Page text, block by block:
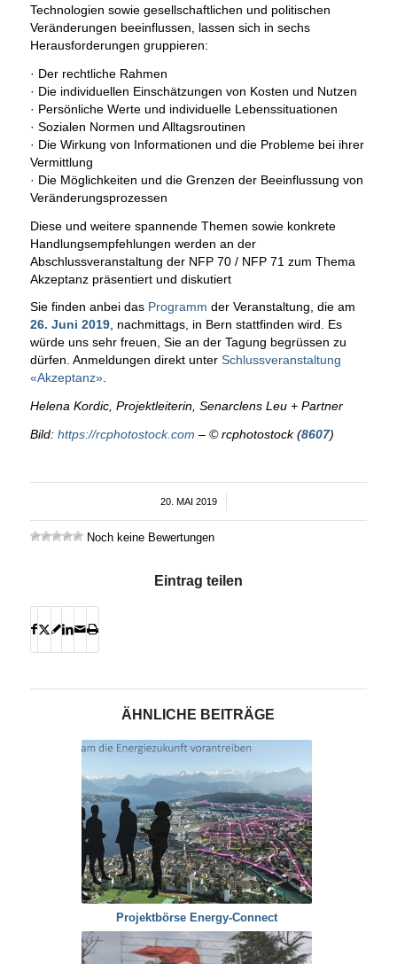
Technologien sowie gesellschaftlichen und politischen
Veränderungen beeinflussen, lassen sich in sechs
Herausforderungen gruppieren:
· Der rechtliche Rahmen
· Die individuellen Einschätzungen von Kosten und Nutzen
· Persönliche Werte und individuelle Lebenssituationen
· Sozialen Normen und Alltagsroutinen
· Die Wirkung von Informationen und die Probleme bei ihrer
Vermittlung
· Die Möglichkeiten und die Grenzen der Beeinflussung von
Veränderungsprozessen
Diese und weitere spannende Themen sowie konkrete
Handlungsempfehlungen werden an der
Abschlussveranstaltung der NFP 70 / NFP 71 zum Thema
Akzeptanz präsentiert und diskutiert
Sie finden anbei das Programm der Veranstaltung, die am
26. Juni 2019, nachmittags, in Bern stattfinden wird. Es
würde uns sehr freuen, Sie an der Tagung begrüssen zu
dürfen. Anmeldungen direkt unter Schlussveranstaltung
«Akzeptanz».
Helena Kordic, Projektleiterin, Senarclens Leu + Partner
Bild: https://rcphotostock.com – © rcphotostock (8607)
20. MAI 2019
/
Noch keine Bewertungen
Eintrag teilen
ÄHNLICHE BEITRÄGE
Projektbörse Energy-Connect